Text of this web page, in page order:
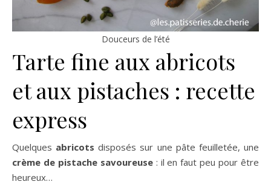
Douceurs de l’été
Tarte fine aux abricots
et aux pistaches : recette
express
Quelques abricots disposés sur une pâte feuilletée, une
crème de pistache savoureuse: il en faut peu pour être
heureux…